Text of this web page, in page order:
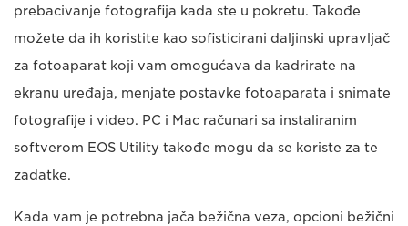
prebacivanje fotografija kada ste u pokretu. Takođe
možete da ih koristite kao sofisticirani daljinski upravljač
za fotoaparat koji vam omogućava da kadrirate na
ekranu uređaja, menjate postavke fotoaparata i snimate
fotografije i video. PC i Mac računari sa instaliranim
softverom EOS Utility takođe mogu da se koriste za te
zadatke.
Kada vam je potrebna jača bežična veza, opcioni bežični